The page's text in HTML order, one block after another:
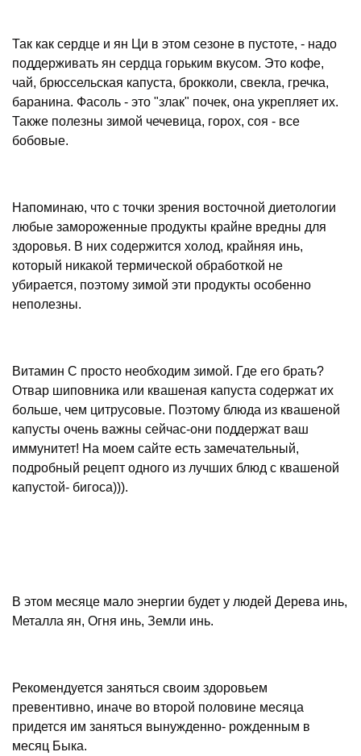
Так как сердце и ян Ци в этом сезоне в пустоте, - надо
поддерживать ян сердца горьким вкусом. Это кофе,
чай, брюссельская капуста, брокколи, свекла, гречка,
баранина. Фасоль - это "злак" почек, она укрепляет их.
Также полезны зимой чечевица, горох, соя - все
бобовые.
Напоминаю, что с точки зрения восточной диетологии
любые замороженные продукты крайне вредны для
здоровья. В них содержится холод, крайняя инь,
который никакой термической обработкой не
убирается, поэтому зимой эти продукты особенно
неполезны.
Витамин С просто необходим зимой. Где его брать?
Отвар шиповника или квашеная капуста содержат их
больше, чем цитрусовые. Поэтому блюда из квашеной
капусты очень важны сейчас-они поддержат ваш
иммунитет! На моем сайте есть замечательный,
подробный рецепт одного из лучших блюд с квашеной
капустой- бигоса))).
В этом месяце мало энергии будет у людей Дерева инь,
Металла ян, Огня инь, Земли инь.
Рекомендуется заняться своим здоровьем
превентивно, иначе во второй половине месяца
придется им заняться вынужденно- рожденным в
месяц Быка.